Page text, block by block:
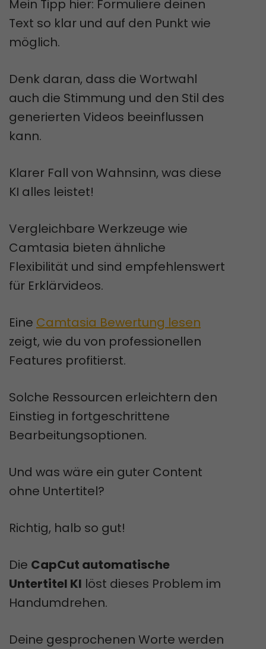
Mein Tipp hier: Formuliere deinen
Text so klar und auf den Punkt wie
möglich.
Denk daran, dass die Wortwahl
auch die Stimmung und den Stil des
generierten Videos beeinflussen
kann.
Klarer Fall von Wahnsinn, was diese
KI alles leistet!
Vergleichbare Werkzeuge wie
Camtasia bieten ähnliche
Flexibilität und sind empfehlenswert
für Erklärvideos.
Eine Camtasia Bewertung lesen
zeigt, wie du von professionellen
Features profitierst.
Solche Ressourcen erleichtern den
Einstieg in fortgeschrittene
Bearbeitungsoptionen.
Und was wäre ein guter Content
ohne Untertitel?
Richtig, halb so gut!
Die CapCut automatische
Untertitel KI löst dieses Problem im
Handumdrehen.
Deine gesprochenen Worte werden